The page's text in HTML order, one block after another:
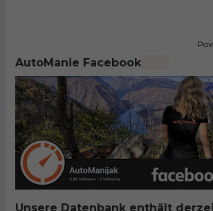
AutoManie Facebook
Unsere Datenbank enthält